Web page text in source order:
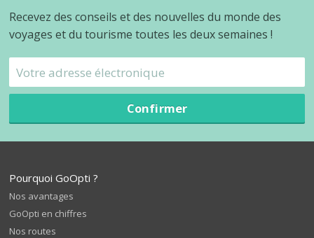
Recevez des conseils et des nouvelles du monde des
voyages et du tourisme toutes les deux semaines !
Confirmer
Pourquoi GoOpti ?
Nos avantages
GoOpti en chiffres
Nos routes